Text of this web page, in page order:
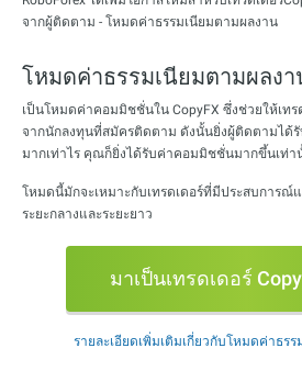
จากผู้ติดตาม - โหมดค่าธรรมเนียมตามผลงาน
โหมดค่าธรรมเนียมตามผลง
เป็นโหมดค่าคอมมิชชั่นใน CopyFX ซึ่งช่วยให้เทร
จากนักลงทุนที่สมัครติดตาม ดังนั้นยิ่งผู้ติดตามได้รั
มากเท่าไร คุณก็ยิ่งได้รับค่าคอมมิชชั่นมากขึ้นเท่า
โหมดนี้มักจะเหมาะกับเทรดเดอร์ที่มีประสบการณ์
ระยะกลางและระยะยาว
มาเป็นเทรดเดอร์
รายละเอียดเพิ่มเติมเกี่ยวกับโหมดค่าธร